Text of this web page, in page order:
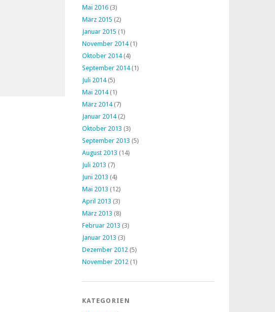
Mai 2016 (3)
März 2015 (2)
Januar 2015 (1)
November 2014(1)
Oktober 2014(4)
September 2014(1)
Juli 2014(5)
Mai 2014(1)
März 2014(7)
Januar 2014(2)
Oktober 2013 (3)
September 2013 (5)
August 2013 (14)
Juli 2013 (7)
Juni 2013 (4)
Mai 2013 (12)
April 2013 (3)
März 2013 (8)
Februar 2013 (3)
Januar 2013 (3)
Dezember 2012 (5)
November 2012 (1)
KATEGORIEN